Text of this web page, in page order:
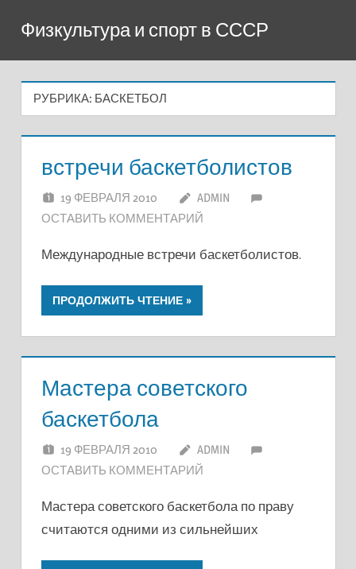
содержимому
Физкультура и спорт в СССР
РУБРИКА: БАСКЕТБОЛ
встречи баскетболистов
19 ФЕВРАЛЯ 2010
ADMIN
ОСТАВИТЬ КОММЕНТАРИЙ
Международные встречи баскетболистов.
ПРОДОЛЖИТЬ ЧТЕНИЕ
Мастера советского
баскетбола
19 ФЕВРАЛЯ 2010
ADMIN
ОСТАВИТЬ КОММЕНТАРИЙ
Мастера советского баскетбола по праву
считаются одними из сильнейших